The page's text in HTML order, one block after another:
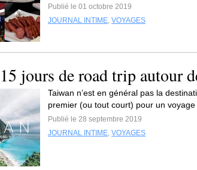
Publié le 01 octobre 2019
JOURNAL INTIME, VOYAGES
jours de road trip autour
Taiwan n’est en général pas la
premier (ou tout court) pour un
Publié le 28 septembre 2019
JOURNAL INTIME, VOYAGES